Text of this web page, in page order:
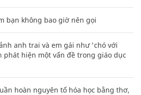
bạn không bao giờ nên gọi
anh trai và em gái như 'chó với
phát hiện một vấn đề trong giáo dục
hoàn nguyên tố hóa học bằng thơ,